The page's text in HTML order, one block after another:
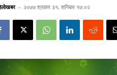
- २०७७ श्रावण ३१, शनिबार १७:०२